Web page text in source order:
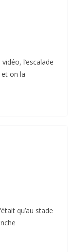
l’escalade
et on la
qu’au stade